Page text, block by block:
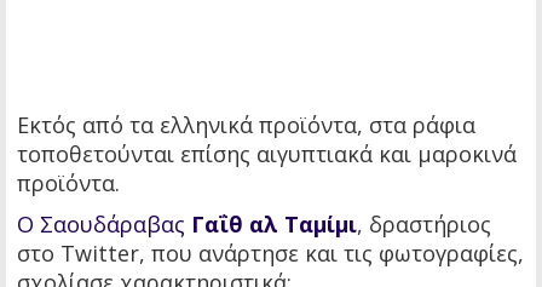
Εκτός από τα ελληνικά προϊόντα, στα ράφια
τοποθετούνται επίσης αιγυπτιακά και μαροκινά
προϊόντα.
Ο Σαουδάραβας Γαΐθ αλ Ταμίμι, δραστήριος
στο Twitter, που ανάρτησε και τις φωτογραφίες,